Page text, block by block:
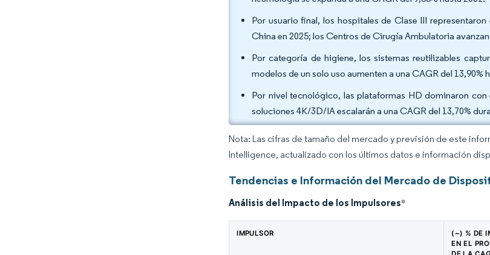
Por usuario final, los hospitales de Clase III
China en 2025; los Centros de Cirugía Ambulatoria
Por categoría de higiene, los sistemas reutilizables
modelos de un solo uso aumenten a una CAGR del 13,90%
Por nivel tecnológico, las plataformas HD dominaron
soluciones 4K/3D/IA escalarán a una CAGR del 13,70%
Nota: Las cifras de tamaño del mercado y previsión de este
Intelligence, actualizado con los últimos datos e información
Tendencias e Información del Mercado de
Análisis del Impacto de los Impulsores*
IMPULSOR
(~) % DE
EN EL